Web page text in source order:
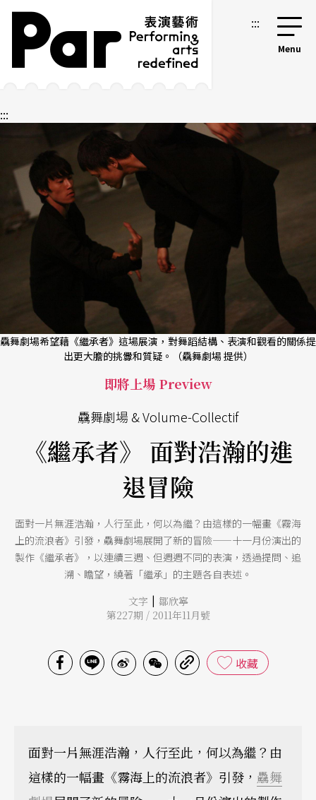
跳到主要內容區塊
網站導覽 :::
:::
驫舞劇場希望藉《繼承者》這場展演，對舞蹈結構、表演和觀看的關係提
出更大膽的挑釁和質疑。（驫舞劇場 提供）
即將上場 Preview
驫舞劇場 & Volume-Collectif
《繼承者》 面對浩瀚的進
退冒險
面對一片無涯浩瀚，人行至此，何以為繼？由這樣的一幅畫《霧海
上的流浪者》引發，驫舞劇場展開了新的冒險——十一月份演出的
製作《繼承者》，以連續三週、但週週不同的表演，透過提問、追
溯、瞻望，繞著「繼承」的主題各自表述。
文字 | 鄒欣寧
第227期 / 2011年11月號
收藏
面對一片無涯浩瀚，人行至此，何以為繼？由
這樣的一幅畫《霧海上的流浪者》引發， 驫舞